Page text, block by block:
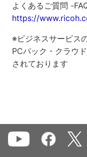
よくあるご質問 -
https://
※ビジネスサービス
PCパック・クラ
されております